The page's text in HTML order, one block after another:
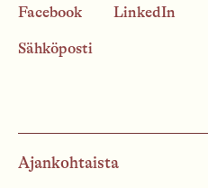
Facebook LinkedIn
Sähköposti
Ajankohtaista